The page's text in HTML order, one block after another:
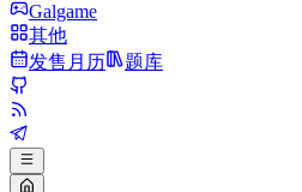
Galgame
其他
发售月历
题库